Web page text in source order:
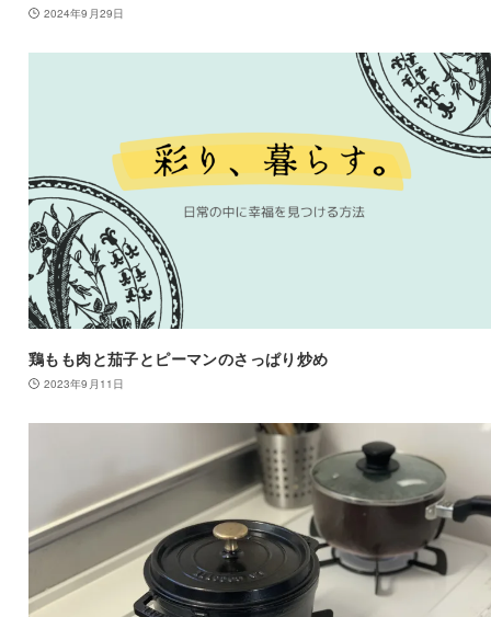
2024年9月29日
鶏もも肉と茄子とピーマンのさっぱり炒め
2023年9月11日